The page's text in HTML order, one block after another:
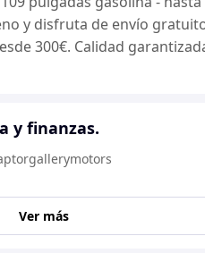
y disfruta de envío
300€. Calidad
y finanzas.
Ver más